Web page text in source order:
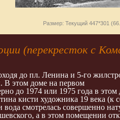
Размер: Текущий 447*301
(перекресток с
до пл. Ленина и 5-го
В этом доме на первом
до 1974 или 1975 года в
кисти художника 19 века
смотрелась совершенно
а в этом помещении